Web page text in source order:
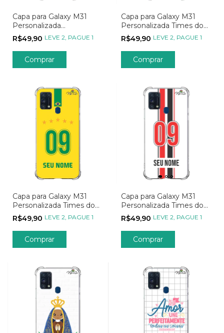
Capa para Galaxy M31
Personalizada
Metadinhas My Person -
Parte 01
R$49,90 LEVE 2, PAGUE 1
Capa para Galaxy M31
Personalizada Times do
Coração Internacionais
R$49,90 LEVE 2, PAGUE 1
Capa para Galaxy M31
Personalizada Times do
Coração Seleções
R$49,90 LEVE 2, PAGUE 1
Capa para Galaxy M31
Personalizada Times do
Coração Nacionais
R$49,90 LEVE 2, PAGUE 1